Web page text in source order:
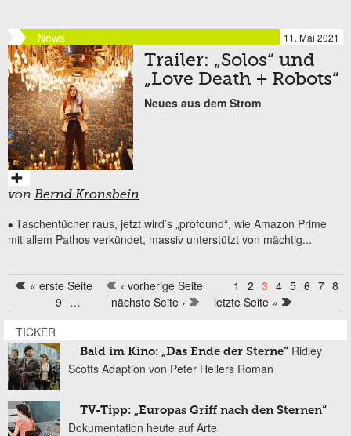
News 11. Mai 2021
Trailer: „Solos“ und
„Love Death + Robots“
Neues aus dem Strom
von Bernd Kronsbein
• Taschentücher raus, jetzt wird’s „profound“, wie Amazon Prime
mit allem Pathos verkündet, massiv unterstützt von mächtig...
Seiten
« erste Seite ‹ vorherige Seite 1 2 3 4 5 6 7 8
9 … nächste Seite ›
letzte Seite »
TICKER
Bald im Kino: „Das Ende der Sterne“ Ridley
Scotts Adaption von Peter Hellers Roman
TV-Tipp: „Europas Griff nach den Sternen“
Dokumentation heute auf Arte